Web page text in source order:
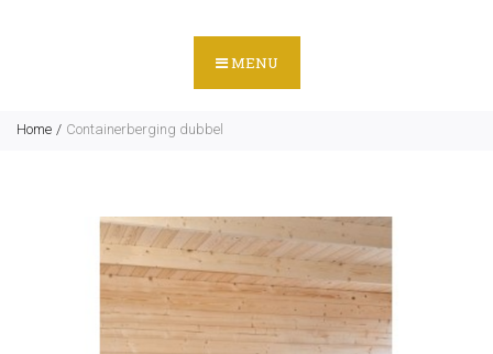
MENU
Home Containerberging dubbel